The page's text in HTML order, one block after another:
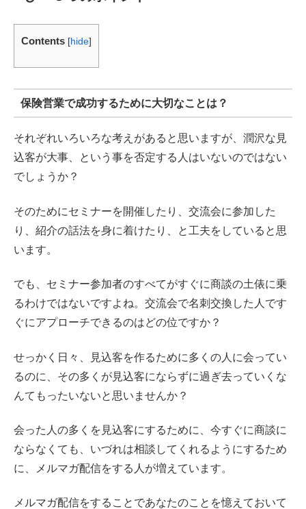
Contents [hide]
保険営業で成功するために大切なことは？
それぞれいろいろな考えがあると思いますが、潤沢な見
込客が大事、という事を否定する人はいないのではない
でしょうか？
そのためにセミナーを開催したり、交流会に参加した
り、紹介の話法を身に着けたり、と工夫をしていると思
います。
でも、セミナー参加者のすべてがすぐに商談の土俵に乗
るわけではないですよね。交流会で名刺交換した人です
ぐにアプローチできるのはどの位ですか？
せっかく日々、見込客を作るために多くの人に会ってい
るのに、その多くが見込客にならずに過ぎ去っていくな
んてもったいないと思いませんか？
会った人の多くを見込客にするために、今すぐに商談に
ならなくても、いづれは相談してくれるようにするため
に、メルマガ配信をする人が増えています。
メルマガ配信をすることであなたのことを憶えておいて